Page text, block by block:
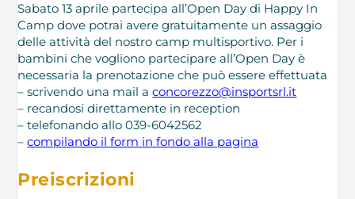
Sabato 13 aprile partecipa all’Open Day di Happy In
Camp dove potrai avere gratuitamente un assaggio
delle attività del nostro camp multisportivo. Per i
bambini che vogliono partecipare all’Open Day è
necessaria la prenotazione che può essere effettuata
– scrivendo una mail aconcorezzo@insportsrl.it
– recandosi direttamente in reception
– telefonando allo 039-6042562
–compilando il form in fondo alla pagina
Preiscrizioni